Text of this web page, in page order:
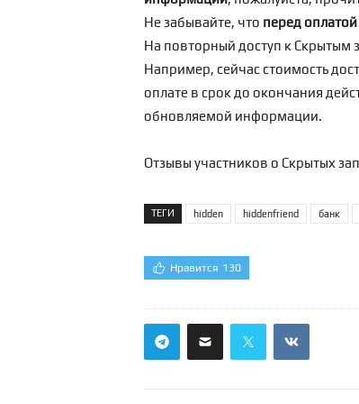
Не забывайте, что перед оплатой
На повторный доступ к Скрытым
Например, сейчас стоимость
оплате в срок до окончания
обновляемой информации.
Отзывы участников о Скрытых
ТЕГИ hidden hiddenfriend банк
Нравится 130